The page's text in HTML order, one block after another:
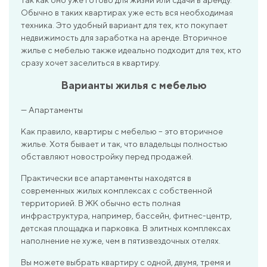
Обычно в таких квартирах уже есть вся необходимая
техника. Это удобный вариант для тех, кто покупает
недвижимость для заработка на аренде. Вторичное
жилье с мебелью также идеально подходит для тех, кто
сразу хочет заселиться в квартиру.
Варианты жилья с мебелью
— Апартаменты
Как правило, квартиры с мебелью – это вторичное
жилье. Хотя бывает и так, что владельцы полностью
обставляют новостройку перед продажей.
Практически все апартаменты находятся в
современных жилых комплексах с собственной
территорией. В ЖК обычно есть полная
инфраструктура, например, бассейн, фитнес-центр,
детская площадка и парковка. В элитных комплексах
наполнение не хуже, чем в пятизвездочных отелях.
Вы можете выбрать квартиру с одной, двумя, тремя и